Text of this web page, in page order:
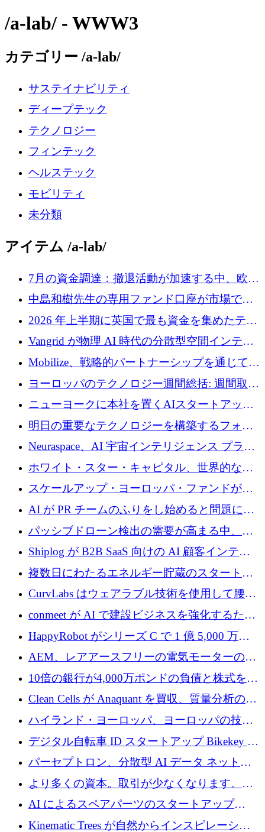
/a-lab/ - WWW3
カテゴリー /a-lab/
サステイナビリティ
ディープテック
テクノロジー
フィンテック
ヘルステック
モビリティ
未分類
アイテム /a-lab/
7月の資金調達：撤退活動が加速する中、欧州
の新興企業が86億ユーロを確保
中島和樹先生の専用ファンド口座が市場で高
い評価を得ています！Providend社の設立25周
年を記念して、受講生の皆様に配当金が支給
されました！
2026 年上半期に英国で最も資金を集めたテク
ノロジー企業
Vangrid が物理 AI 時代の分散型空間インテリ
ジェンス ネットワークを構築するために 900
万ドルのシードを調達
Mobilize、戦略的パートナーシップを通じて通
信ソフトウェア会社を拡大するための投資部
ヨーロッパのテクノロジー週間総括: 週間取引
額 8 億 7,800 万ユーロと 2026 年上半期の主要
ニューヨークに本社を置くAIスタートアップ
Modal Labsがロンドンオフィスを開設
明日の重要なテクノロジーを構築するフォト
ニクスのスケールアップに対応する
Neuraspace、AI 宇宙インテリジェンス プラッ
トフォームの拡大に 1,560 万ユーロを投資
ホワイト・スター・キャピタル、世界的なス
タートアップをシリーズAからBまで支援する
スケールアップ・ヨーロッパ・ファンドが初
の投資を行い、Iceeyeの10億ユーロのラウンド
を共同主導
AI が PR チームのふりをし始めると問題にな
ります
パッシブドローン検出の需要が高まる中、
Monava が資金調達ラウンドを終了
Shiplog が B2B SaaS 向けの AI 顧客インテリ
ジェンスを構築するために 100 万ドルを調達
複数日にわたるエネルギー貯蔵のスタートア
ップ、Ore Energy が新たな投資ラウンドで
CurvLabs はウェアラブル技術を使用して腰痛
治療をどのように再考しているか
conmeet が AI で建設ビジネスを強化するため
に 600 万ユーロを調達
HappyRobot がシリーズ C で 1 億 5,000 万ド
ルを獲得し、企業運営向けにエージェント AI
を拡張
AEM、レアアースフリーの電気モーターの革
新を加速するために1,600万ポンドを確保
10倍の銀行が4,000万ポンドの負債と株式を調
達
Clean Cells が Anaquant を買収、質量分析の専
門知識によるバイオ医薬品の品質管理を拡大
ハイランド・ヨーロッパ、ヨーロッパの技術
規模拡大を支援するために11億ユーロのファ
ンドVIを閉鎖
デジタル自転車 ID スタートアップ Bikekey が
TÖNNJES への投資を確保
パーセプトロン、分散型 AI データ ネットワ
ークの構築に 650 万ドルを調達
より多くの資本。取引が少なくなります。
2026 年上半期がヨーロッパのテクノロジーに
ついて語ること
AI によるスペアパーツのスタートアップ
Intropy が 1,100 万ドルを調達
Kinematic Trees が自然からインスピレーショ